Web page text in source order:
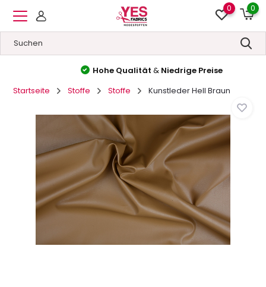
0 0
Hohe Qualität&Niedrige Preise
Startseite
Stoffe Stoffe Kunstleder Hell Braun